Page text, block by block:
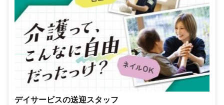
デイサービスの送迎スタッフ